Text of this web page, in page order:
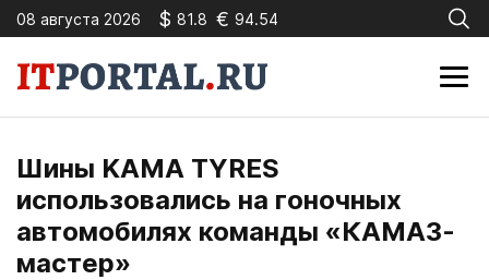
08 августа 2026 $ 81.8 € 94.54
Шины KAMA TYRES
использовались на гоночных
автомобилях команды «КАМАЗ-
мастер»